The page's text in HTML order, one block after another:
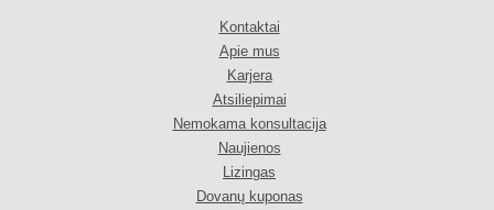
Kontaktai
Apie mus
Karjera
Atsiliepimai
Nemokama konsultacija
Naujienos
Lizingas
Dovanų kuponas